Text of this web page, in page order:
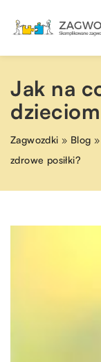
Jak na
Zagwozdki » Blog »
zdrowe posiłki?